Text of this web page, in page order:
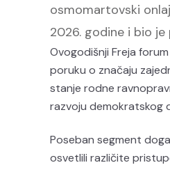
osmomartovski
2026. godine i bio
Ovogodišnji Freja
poruku o značaju
stanje rodne
razvoju demokratskog
Poseban segment
osvetlili različite